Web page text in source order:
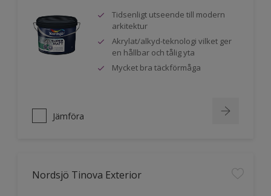
Tidsenligt utseende till modern
arkitektur
Akrylat/alkyd-teknologi vilket ger
en hållbar och tålig yta
Mycket bra täckförmåga
Jämföra
Nordsjö Tinova Exterior